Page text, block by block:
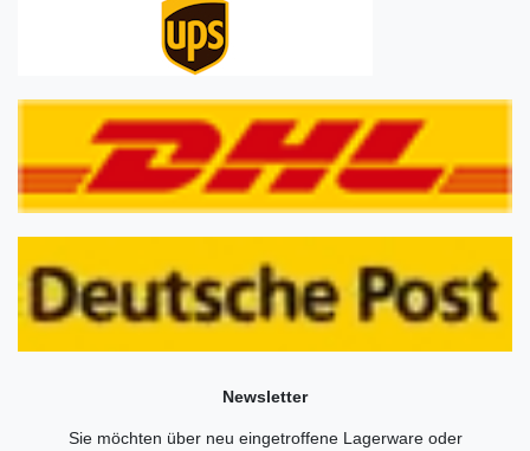
Newsletter
Sie möchten über neu eingetroffene Lagerware oder